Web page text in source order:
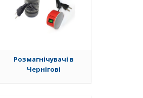
Розмагнічувачі в
Чернігові